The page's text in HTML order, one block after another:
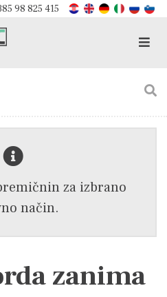
98 825 415
za izbrano
način.
zanima